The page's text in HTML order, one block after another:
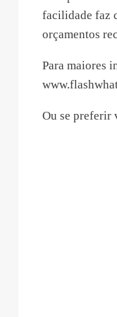
facilidade faz
orçamentos
Para maiores
Ou se preferir